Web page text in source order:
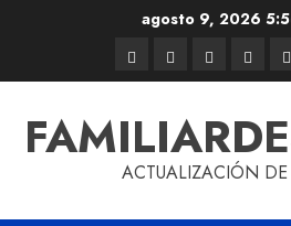
agosto 9, 2026
ACTUALIZACIÓN